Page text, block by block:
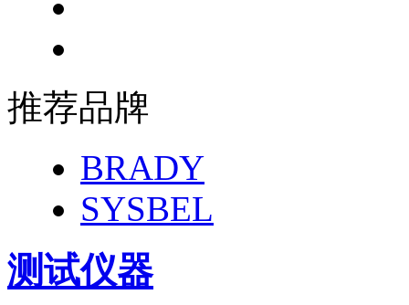
推荐品牌
BRADY
SYSBEL
测试仪器